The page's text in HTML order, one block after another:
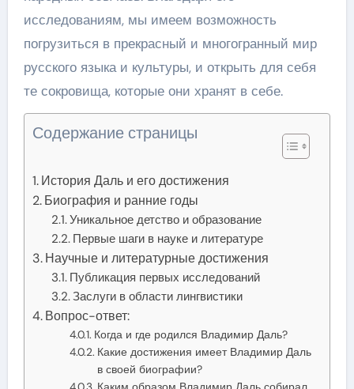
исследованиям, мы имеем возможность
погрузиться в прекрасный и многогранный мир
русского языка и культуры, и открыть для себя
те сокровища, которые они хранят в себе.
Содержание страницы
История Даль и его достижения
Биография и ранние годы
Уникальное детство и образование
Первые шаги в науке и литературе
Научные и литературные достижения
Публикация первых исследований
Заслуги в области лингвистики
Вопрос-ответ:
Когда и где родился Владимир Даль?
Какие достижения имеет Владимир Даль
в своей биографии?